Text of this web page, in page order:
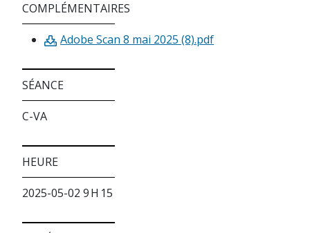
COMPLÉMENTAIRES
Adobe Scan 8 mai 2025 (8).pdf
SÉANCE
C-VA
HEURE
2025-05-02 9 H 15